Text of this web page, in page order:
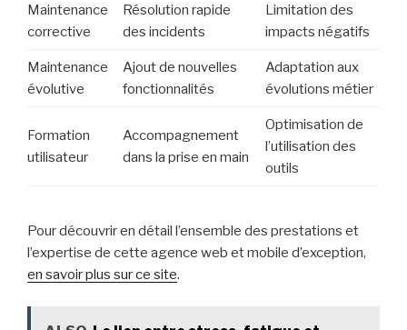
Maintenance
corrective
Résolution rapide
des incidents
Limitation des
impacts négatifs
Maintenance
évolutive
Ajout de nouvelles
fonctionnalités
Adaptation aux
évolutions métier
Formation
utilisateur
Accompagnement
dans la prise en main
Optimisation de
l’utilisation des
outils
Pour découvrir en détail l’ensemble des prestations et
l’expertise de cette agence web et mobile d’exception,
en savoir plus sur ce site.